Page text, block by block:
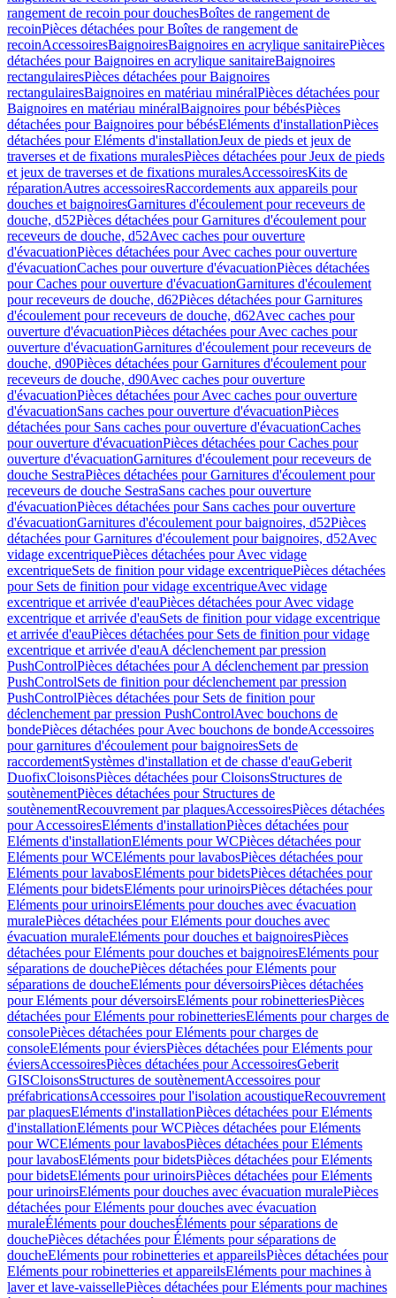
rangement de recoin pour douchesBoîtes de rangement de
recoinPièces détachées pour Boîtes de rangement de
recoinAccessoiresBaignoiresBaignoires en acrylique sanitairePièces
détachées pour Baignoires en acrylique sanitaireBaignoires
rectangulairesPièces détachées pour Baignoires
rectangulairesBaignoires en matériau minéralPièces détachées pour
Baignoires en matériau minéralBaignoires pour bébésPièces
détachées pour Baignoires pour bébésEléments d'installationPièces
détachées pour Eléments d'installationJeux de pieds et jeux de
traverses et de fixations muralesPièces détachées pour Jeux de pieds
et jeux de traverses et de fixations muralesAccessoiresKits de
réparationAutres accessoiresRaccordements aux appareils pour
douches et baignoiresGarnitures d'écoulement pour receveurs de
douche, d52Pièces détachées pour Garnitures d'écoulement pour
receveurs de douche, d52Avec caches pour ouverture
d'évacuationPièces détachées pour Avec caches pour ouverture
d'évacuationCaches pour ouverture d'évacuationPièces détachées
pour Caches pour ouverture d'évacuationGarnitures d'écoulement
pour receveurs de douche, d62Pièces détachées pour Garnitures
d'écoulement pour receveurs de douche, d62Avec caches pour
ouverture d'évacuationPièces détachées pour Avec caches pour
ouverture d'évacuationGarnitures d'écoulement pour receveurs de
douche, d90Pièces détachées pour Garnitures d'écoulement pour
receveurs de douche, d90Avec caches pour ouverture
d'évacuationPièces détachées pour Avec caches pour ouverture
d'évacuationSans caches pour ouverture d'évacuationPièces
détachées pour Sans caches pour ouverture d'évacuationCaches
pour ouverture d'évacuationPièces détachées pour Caches pour
ouverture d'évacuationGarnitures d'écoulement pour receveurs de
douche SestraPièces détachées pour Garnitures d'écoulement pour
receveurs de douche SestraSans caches pour ouverture
d'évacuationPièces détachées pour Sans caches pour ouverture
d'évacuationGarnitures d'écoulement pour baignoires, d52Pièces
détachées pour Garnitures d'écoulement pour baignoires, d52Avec
vidage excentriquePièces détachées pour Avec vidage
excentriqueSets de finition pour vidage excentriquePièces détachées
pour Sets de finition pour vidage excentriqueAvec vidage
excentrique et arrivée d'eauPièces détachées pour Avec vidage
excentrique et arrivée d'eauSets de finition pour vidage excentrique
et arrivée d'eauPièces détachées pour Sets de finition pour vidage
excentrique et arrivée d'eauA déclenchement par pression
PushControlPièces détachées pour A déclenchement par pression
PushControlSets de finition pour déclenchement par pression
PushControlPièces détachées pour Sets de finition pour
déclenchement par pression PushControlAvec bouchons de
bondePièces détachées pour Avec bouchons de bondeAccessoires
pour garnitures d'écoulement pour baignoiresSets de
raccordementSystèmes d'installation et de chasse d'eauGeberit
DuofixCloisonsPièces détachées pour CloisonsStructures de
soutènementPièces détachées pour Structures de
soutènementRecouvrement par plaquesAccessoiresPièces détachées
pour AccessoiresEléments d'installationPièces détachées pour
Eléments d'installationEléments pour WCPièces détachées pour
Eléments pour WCEléments pour lavabosPièces détachées pour
Eléments pour lavabosEléments pour bidetsPièces détachées pour
Eléments pour bidetsEléments pour urinoirsPièces détachées pour
Eléments pour urinoirsEléments pour douches avec évacuation
muralePièces détachées pour Eléments pour douches avec
évacuation muraleEléments pour douches et baignoiresPièces
détachées pour Eléments pour douches et baignoiresEléments pour
séparations de douchePièces détachées pour Eléments pour
séparations de doucheEléments pour déversoirsPièces détachées
pour Eléments pour déversoirsEléments pour robinetteriesPièces
détachées pour Eléments pour robinetteriesEléments pour charges de
consolePièces détachées pour Eléments pour charges de
consoleEléments pour éviersPièces détachées pour Eléments pour
éviersAccessoiresPièces détachées pour AccessoiresGeberit
GISCloisonsStructures de soutènementAccessoires pour
préfabricationsAccessoires pour l'isolation acoustiqueRecouvrement
par plaquesEléments d'installationPièces détachées pour Eléments
d'installationEléments pour WCPièces détachées pour Eléments
pour WCEléments pour lavabosPièces détachées pour Eléments
pour lavabosEléments pour bidetsPièces détachées pour Eléments
pour bidetsEléments pour urinoirsPièces détachées pour Eléments
pour urinoirsEléments pour douches avec évacuation muralePièces
détachées pour Eléments pour douches avec évacuation
muraleÉléments pour douchesÉléments pour séparations de
douchePièces détachées pour Éléments pour séparations de
doucheEléments pour robinetteries et appareilsPièces détachées pour
Eléments pour robinetteries et appareilsEléments pour machines à
laver et lave-vaissellePièces détachées pour Eléments pour machines